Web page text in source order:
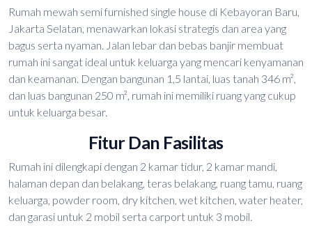
Rumah mewah semi furnished single house di Kebayoran Baru,
Jakarta Selatan, menawarkan lokasi strategis dan area yang
bagus serta nyaman. Jalan lebar dan bebas banjir membuat
rumah ini sangat ideal untuk keluarga yang mencari kenyamanan
dan keamanan. Dengan bangunan 1,5 lantai, luas tanah 346 m²,
dan luas bangunan 250 m², rumah ini memiliki ruang yang cukup
untuk keluarga besar.
Fitur Dan Fasilitas
Rumah ini dilengkapi dengan 2 kamar tidur, 2 kamar mandi,
halaman depan dan belakang, teras belakang, ruang tamu, ruang
keluarga, powder room, dry kitchen, wet kitchen, water heater,
dan garasi untuk 2 mobil serta carport untuk 3 mobil.